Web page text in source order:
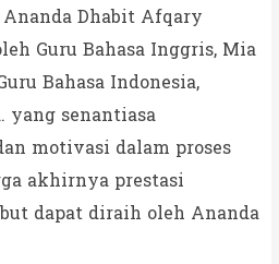
Dhabit Afqary
Guru Bahasa Inggris, Mia
Bahasa Indonesia,
yang senantiasa
motivasi dalam proses
akhirnya prestasi
dapat diraih oleh Ananda